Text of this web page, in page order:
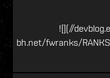
![](//
bh.net/fwranks/